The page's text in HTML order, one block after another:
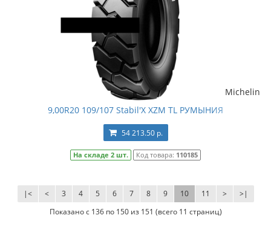
Michelin
9,00R20 109/107 Stabil'X XZM TL РУМЫНИЯ
54 213.50 р.
На складе 2 шт. Код товара: 110185
|< < 3 4 5 6 7 8 9 10 11 > >|
Показано с 136 по 150 из 151 (всего 11 страниц)